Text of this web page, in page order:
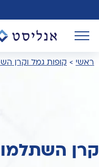
ראשי > קופות גמל וקרן
קרן